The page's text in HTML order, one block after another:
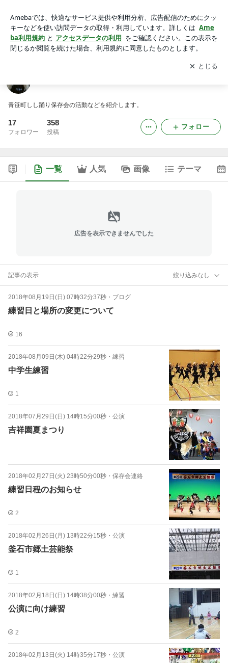
アプリをダウンロードして ブログの更新通知
を受け取りまし
ょう。
開く
青笹町しし踊り保存会の活動などを紹介します。
17
フォロワー
358
投稿
フォロー
一覧 人気 画像 テーマ
広告を表示できませんでした
記事の表示 絞り込みなし
2018年08月19日(日) 07時32分37秒 ・ ブログ
練習日と場所の変更について
16
2018年08月09日(木) 04時22分29秒 ・ 練習
中学生練習
1
2018年07月29日(日) 14時15分00秒 ・ 公演
吉祥園夏まつり
2018年02月27日(火) 23時50分00秒 ・ 保存会連絡
練習日程のお知らせ
2
2018年02月26日(月) 13時22分15秒 ・ 公演
釜石市郷土芸能祭
1
2018年02月18日(日) 14時38分00秒 ・ 練習
公演に向け練習
2
2018年02月13日(火) 14時35分17秒 ・ 公演